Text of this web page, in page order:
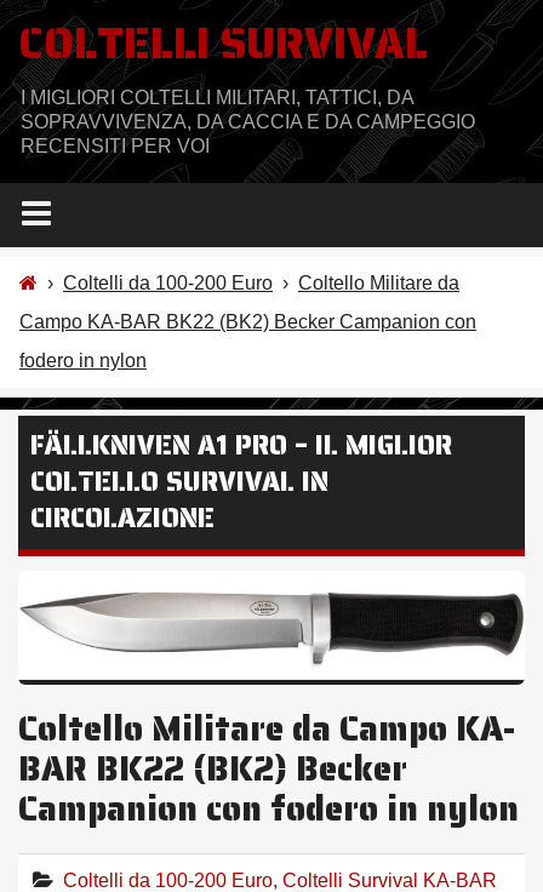
Salta
contenuto
COLTELLI SURVIVAL
I MIGLIORI COLTELLI MILITARI, TATTICI, DA
SOPRAVVIVENZA, DA CACCIA E DA CAMPEGGIO
RECENSITI PER VOI
› Coltelli da 100-200 Euro › Coltello Militare da
Campo KA-BAR BK22 (BK2) Becker Campanion con
fodero in nylon
FÄLLKNIVEN A1 PRO – IL MIGLIOR
COLTELLO SURVIVAL IN
CIRCOLAZIONE
Coltello Militare da Campo KA-
BAR BK22 (BK2) Becker
Campanion con fodero in nylon
Coltelli da 100-200 Euro, Coltelli Survival KA-BAR